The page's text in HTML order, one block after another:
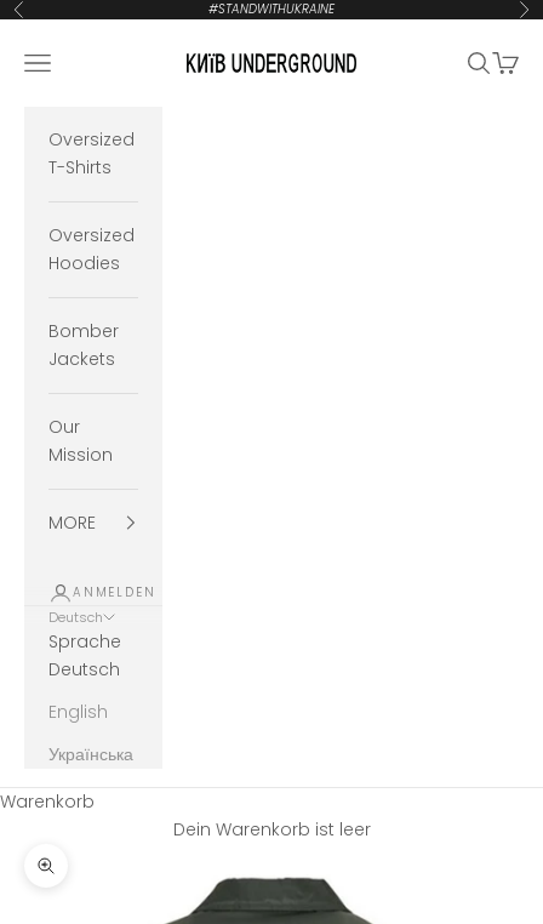
Zum Inhalt springen
Zurück #STANDWITHUKRAINE Vor
KYIVUNDERGROUND
Navigationsmenü öffnen Suche
Oversized
T-Shirts
Oversized
Hoodies
Bomber
Jackets
Our
Mission
MORE
ANMELDEN
Deutsch
Sprache
Deutsch
English
Українська
Warenkorb
Dein Warenkorb ist leer
Bild vergrößern